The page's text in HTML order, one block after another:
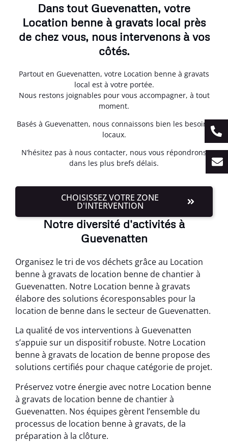
Dans tout Guevenatten, votre
Location benne à gravats local près
de chez vous, nous intervenons à vos
côtés.
Partout en Guevenatten, votre Location benne à gravats
local est à votre portée.
Nous restons joignables pour vous accompagner, à tout
moment.
Basés à Guevenatten, nous connaissons bien les besoins
locaux.
N’hésitez pas à nous contacter, nous vous répondrons
dans les plus brefs délais.
CHOISISSEZ VOTRE ZONE
D'INTERVENTION
Notre diversité d'activités à
Guevenatten
Organisez le tri de vos déchets grâce au Location
benne à gravats de location benne de chantier à
Guevenatten. Notre Location benne à gravats
élabore des solutions écoresponsables pour la
location de benne dans le secteur de Guevenatten.
La qualité de vos interventions à Guevenatten
s’appuie sur un dispositif robuste. Notre Location
benne à gravats de location de benne propose des
solutions certifiés pour chaque catégorie de projet.
Préservez votre énergie avec notre Location benne
à gravats de location benne de chantier à
Guevenatten. Nos équipes gèrent l’ensemble du
processus de location benne à gravats, de la
préparation à la clôture.